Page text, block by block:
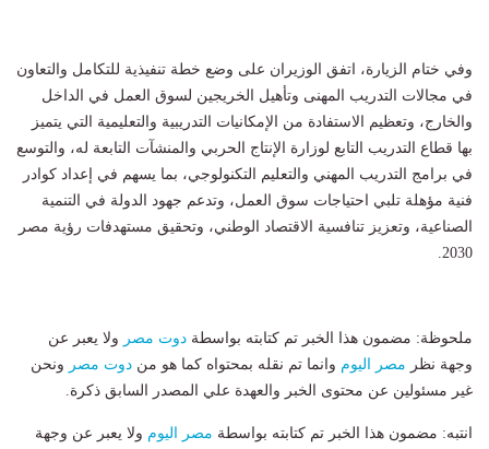
وفي ختام الزيارة، اتفق الوزيران على وضع خطة تنفيذية للتكامل والتعاون
في مجالات التدريب المهنى وتأهيل الخريجين لسوق العمل في الداخل
والخارج، وتعظيم الاستفادة من الإمكانيات التدريبية والتعليمية التي يتميز
بها قطاع التدريب التابع لوزارة الإنتاج الحربي والمنشآت التابعة له، والتوسع
في برامج التدريب المهني والتعليم التكنولوجي، بما يسهم في إعداد كوادر
فنية مؤهلة تلبي احتياجات سوق العمل، وتدعم جهود الدولة في التنمية
الصناعية، وتعزيز تنافسية الاقتصاد الوطني، وتحقيق مستهدفات رؤية مصر
2030.
ملحوظة: مضمون هذا الخبر تم كتابته بواسطة دوت مصر ولا يعبر عن
وجهة نظر مصر اليوم وانما تم نقله بمحتواه كما هو من دوت مصر ونحن
غير مسئولين عن محتوى الخبر والعهدة علي المصدر السابق ذكرة.
انتبه: مضمون هذا الخبر تم كتابته بواسطة مصر اليوم ولا يعبر عن وجهة